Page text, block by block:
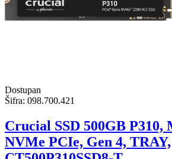
Dostupan
Šifra: 098.700.421
Crucial SSD 500GB P310,
NVMe PCIe, Gen 4, TRAY,